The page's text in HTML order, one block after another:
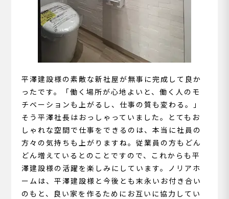
平澤建設様の素敵な新社屋が無事に完成して良か
ったです。「働く場所が心地よいと、働く人のモ
チベーションも上がるし、仕事の質も変わる。」
そう平澤社長はおっしゃっていました。とてもお
しゃれな空間で仕事をできるのは、本当に社員の
方々の気持ちも上がりますね。従業員の方もどん
どん増えているとのことですので、これからも平
澤建設様の活躍を楽しみにしています。ノリアホ
ームは、平澤建設様と今後とも末永いお付き合い
のもと、良い家を作るためにお互いに協力してい